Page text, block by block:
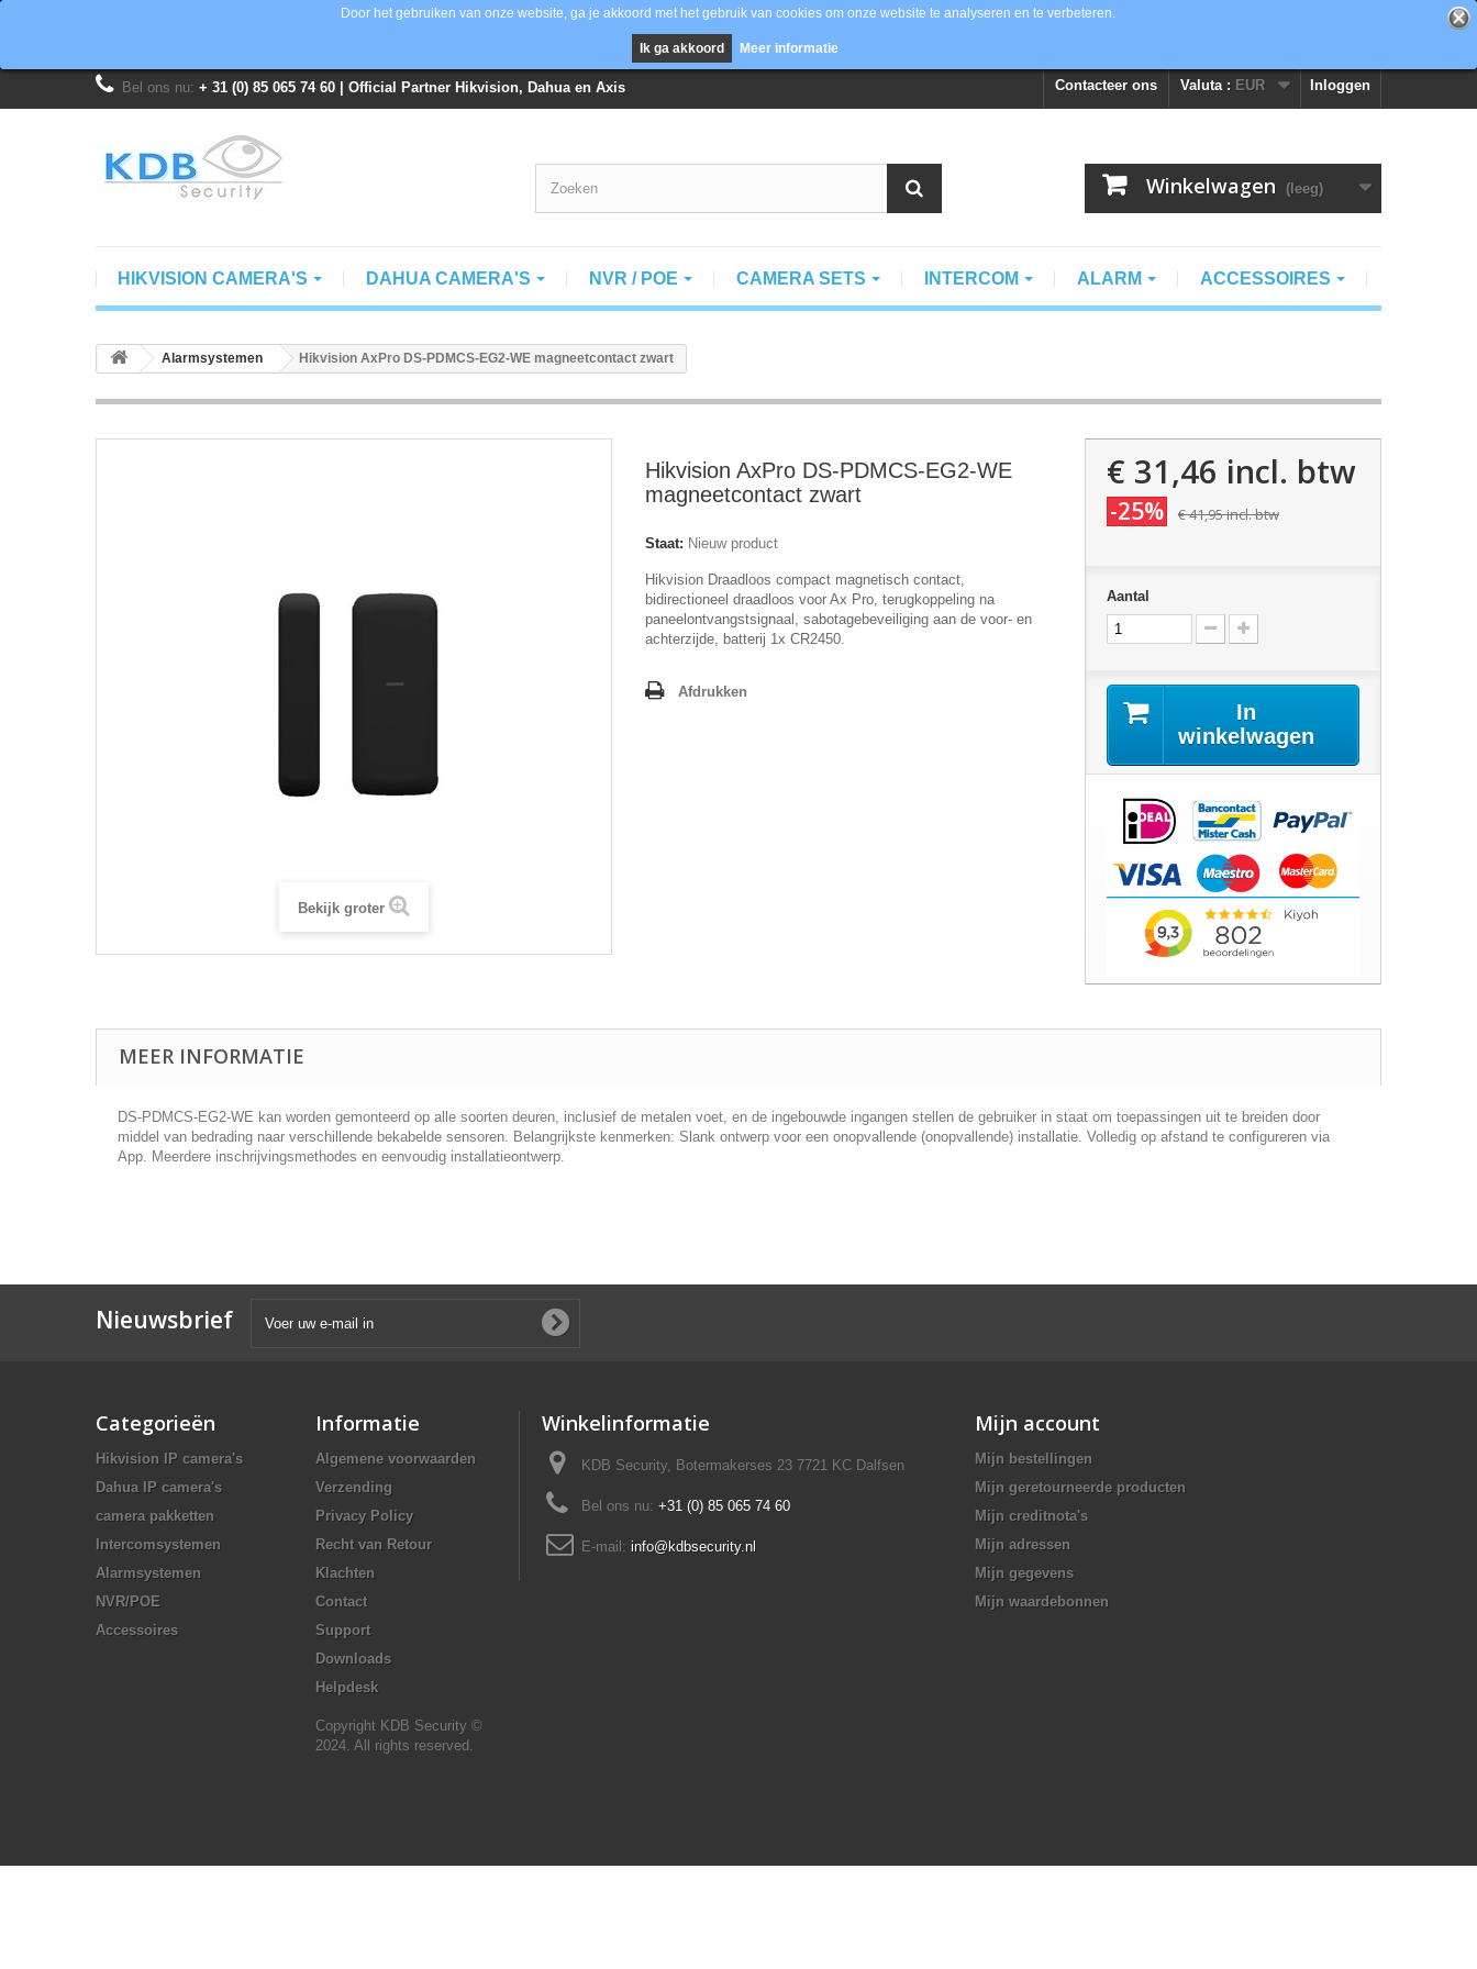
Inloggen
Valuta : EUR
Contacteer ons
Bel ons nu: + 31 (0) 85 065 74 60 | Official Partner Hikvision, Dahua en Axis
Winkelwagen (leeg)
Door het gebruiken van onze website, ga je akkoord met het gebruik van cookies om onze website te analyseren en te verbeteren.
Ik ga akkoord Meer informatie
HIKVISION CAMERA'S DAHUA CAMERA'S NVR / POE CAMERA SETS INTERCOM ALARM ACCESSOIRES
Alarmsystemen Hikvision AxPro DS-PDMCS-EG2-WE magneetcontact zwart
Bekijk groter
Hikvision AxPro DS-PDMCS-EG2-WE
magneetcontact zwart
Staat: Nieuw product
Hikvision Draadloos compact magnetisch contact,
bidirectioneel draadloos voor Ax Pro, terugkoppeling na
paneelontvangstsignaal, sabotagebeveiliging aan de voor- en
achterzijde, batterij 1x CR2450.
Afdrukken
€ 31,46 incl. btw
-25% € 41,95incl. btw
Aantal
In
winkelwagen
MEER INFORMATIE
DS-PDMCS-EG2-WE kan worden gemonteerd op alle soorten deuren, inclusief de metalen voet, en de ingebouwde ingangen stellen de gebruiker in staat om toepassingen uit te breiden door
middel van bedrading naar verschillende bekabelde sensoren. Belangrijkste kenmerken: Slank ontwerp voor een onopvallende (onopvallende) installatie. Volledig op afstand te configureren via
App. Meerdere inschrijvingsmethodes en eenvoudig installatieontwerp.
Nieuwsbrief
Categorieën
Hikvision IP camera's
Dahua IP camera's
camera pakketten
Intercomsystemen
Alarmsystemen
NVR/POE
Accessoires
Informatie
Algemene voorwaarden
Verzending
Privacy Policy
Recht van Retour
Klachten
Contact
Support
Downloads
Helpdesk
Copyright KDB Security ©
2024. All rights reserved.
Winkelinformatie
KDB Security, Botermakerses 23 7721 KC Dalfsen
Bel ons nu: +31 (0) 85 065 74 60
E-mail: info@kdbsecurity.nl
Mijn account
Mijn bestellingen
Mijn geretourneerde producten
Mijn creditnota's
Mijn adressen
Mijn gegevens
Mijn waardebonnen